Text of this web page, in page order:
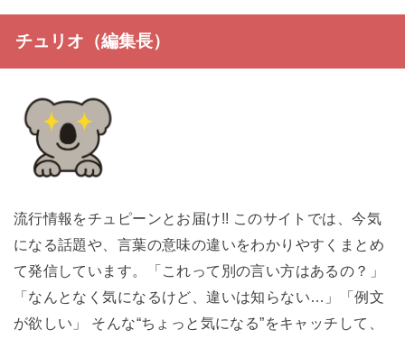
チュリオ（編集長）
流行情報をチュピーンとお届け!! このサイトでは、今気
になる話題や、言葉の意味の違いをわかりやすくまとめ
て発信しています。「これって別の言い方はあるの？」
「なんとなく気になるけど、違いは知らない…」「例文
が欲しい」 そんな“ちょっと気になる”をキャッチして、